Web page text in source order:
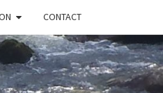
CONTACT